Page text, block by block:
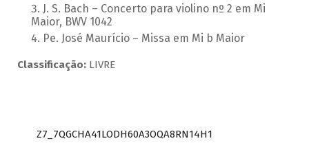
J. S. Bach – Concerto para violino nº 2 em Mi
Maior, BWV 1042
Pe. José Maurício – Missa em Mi b Maior
Classificação:LIVRE
Z7_7QGCHA41LODH60A3OQA8RN14H1